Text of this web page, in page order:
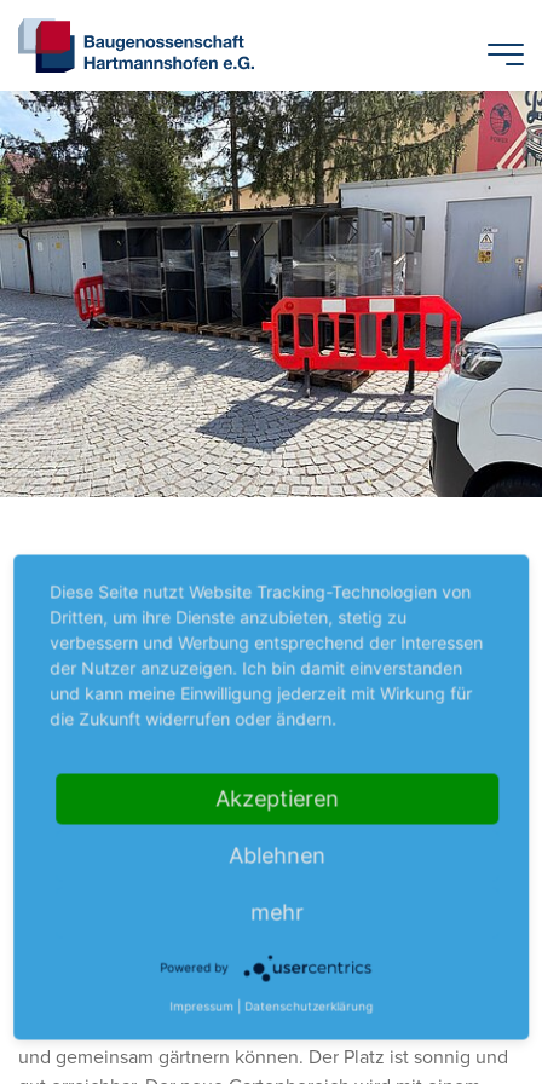
28.05.2026.
Hochbeete für Neuhausen
10 neue Hochbeete für unsere Siedlung in Neuhausen
unserer Siedlung Neuhausen eingetroffen. In den
kommenden Tagen werden sie aufgestellt – zentral im
Stellplätze mit E-Ladestation
einem Standort zu bündeln. So entsteht ein kleiner
Gemeinschaftsgarten– ein Ort, an dem Bewohnerinnen
und gemeinsam gärtnern können. Der Platz ist sonnig und
Diese Seite nutzt Website Tracking-Technologien von
Dritten, um ihre Dienste anzubieten, stetig zu
verbessern und Werbung entsprechend der Interessen
der Nutzer anzuzeigen. Ich bin damit einverstanden
und kann meine Einwilligung jederzeit mit Wirkung für
die Zukunft widerrufen oder ändern.
Akzeptieren
Ablehnen
mehr
Powered by
Impressum Datenschutzerklärung